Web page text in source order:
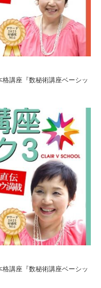
講座『数秘術講座ベーシッ
講座『数秘術講座ベーシッ